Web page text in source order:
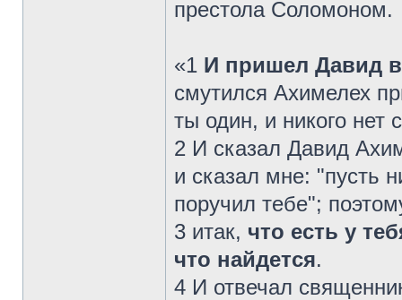
престола Соломоном.
«1 И пришел Давид
смутился Ахимелех
ты один, и никого нет
2 И сказал Давид
и сказал мне: "пусть
поручил тебе";
3 итак, что есть у
что найдется.
4 И отвечал